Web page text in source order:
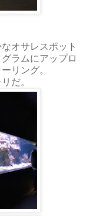
オサレスポット
ラムにアップロ
リング。
だ。